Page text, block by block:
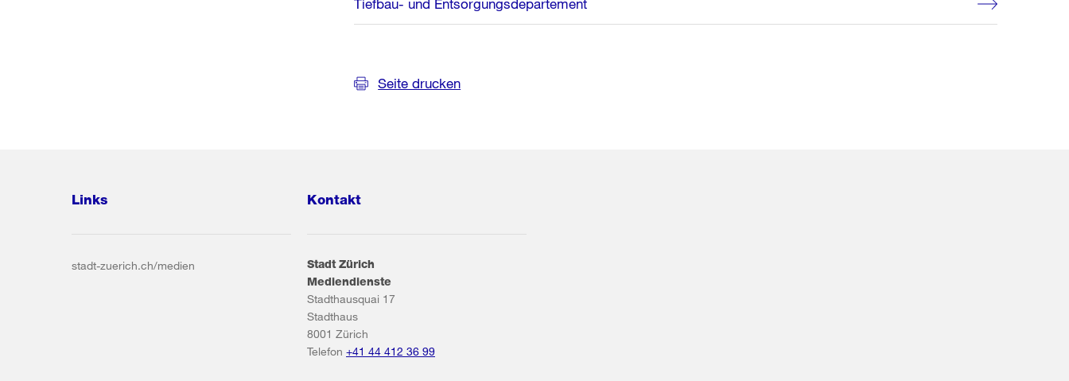
Tiefbau- und Entsorgungsdepartement
Seite drucken
Links
stadt-zuerich.ch/medien
Kontakt
Stadt Zürich
Mediendienste
Stadthausquai 17
Stadthaus
8001 Zürich
Telefon +41 44 412 36 99